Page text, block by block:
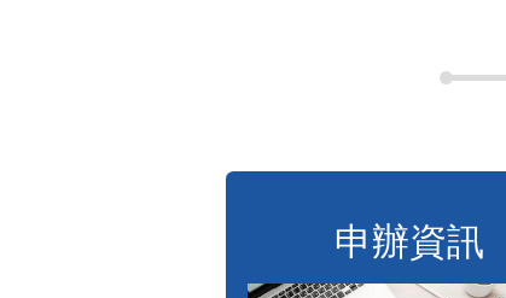
申辦資訊